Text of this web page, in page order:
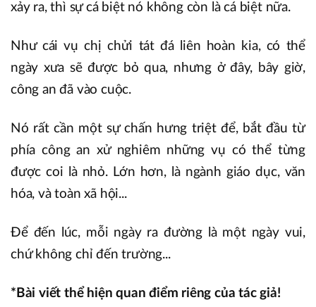
xảy ra, thì sự cá biệt nó không còn là cá biệt nữa.
Như cái vụ chị chửi tát đá liên hoàn kia, có thể
ngày xưa sẽ được bỏ qua, nhưng ở đây, bây giờ,
công an đã vào cuộc.
Nó rất cần một sự chấn hưng triệt để, bắt đầu từ
phía công an xử nghiêm những vụ có thể từng
được coi là nhỏ. Lớn hơn, là ngành giáo dục, văn
hóa, và toàn xã hội...
Để đến lúc, mỗi ngày ra đường là một ngày vui,
chứ không chỉ đến trường...
*Bài viết thể hiện quan điểm riêng của tác giả!